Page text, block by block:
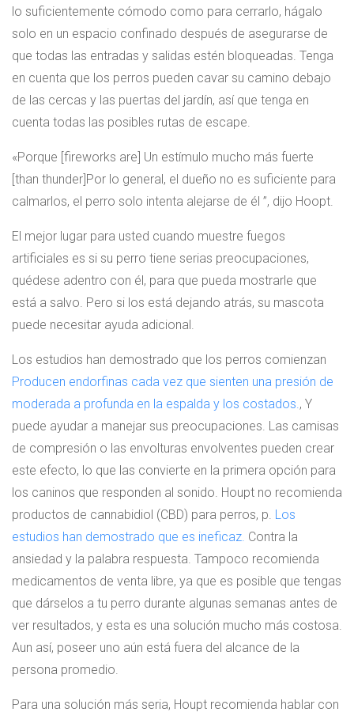
lo suficientemente cómodo como para cerrarlo, hágalo
solo en un espacio confinado después de asegurarse de
que todas las entradas y salidas estén bloqueadas. Tenga
en cuenta que los perros pueden cavar su camino debajo
de las cercas y las puertas del jardín, así que tenga en
cuenta todas las posibles rutas de escape.
«Porque [fireworks are] Un estímulo mucho más fuerte
[than thunder]Por lo general, el dueño no es suficiente para
calmarlos, el perro solo intenta alejarse de él ”, dijo Hoopt.
El mejor lugar para usted cuando muestre fuegos
artificiales es si su perro tiene serias preocupaciones,
quédese adentro con él, para que pueda mostrarle que
está a salvo. Pero si los está dejando atrás, su mascota
puede necesitar ayuda adicional.
Los estudios han demostrado que los perros comienzan
Producen endorfinas cada vez que sienten una presión de
moderada a profunda en la espalda y los costados. , Y
puede ayudar a manejar sus preocupaciones. Las camisas
de compresión o las envolturas envolventes pueden crear
este efecto, lo que las convierte en la primera opción para
los caninos que responden al sonido. Houpt no recomienda
productos de cannabidiol (CBD) para perros, p. Los
estudios han demostrado que es ineficaz. Contra la
ansiedad y la palabra respuesta. Tampoco recomienda
medicamentos de venta libre, ya que es posible que tengas
que dárselos a tu perro durante algunas semanas antes de
ver resultados, y esta es una solución mucho más costosa.
Aun así, poseer uno aún está fuera del alcance de la
persona promedio.
Para una solución más seria, Houpt recomienda hablar con